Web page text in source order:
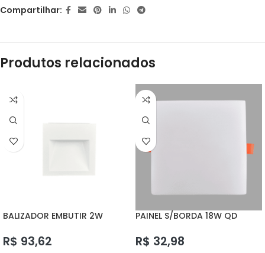
Compartilhar:
Produtos relacionados
BALIZADOR EMBUTIR 2W
R$ 93,62
PAINEL S/BORDA 18W QD
R$ 32,98